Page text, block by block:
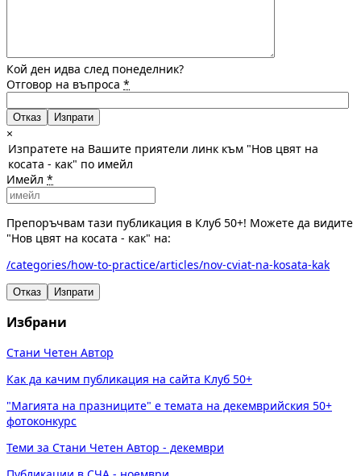
Кой ден идва след понеделник?
Отговор на въпроса *
Отказ
×
Изпратете на Вашите приятели линк към "Нов цвят на
косата - как" по имейл
Имейл *
Препоръчвам тази публикация в Клуб 50+! Можете да видите
"Нов цвят на косата - как" на:
/categories/how-to-practice/articles/nov-cviat-na-kosata-kak
Отказ Изпрати
Избрани
Стани Четен Автор
Как да качим публикация на сайта Клуб 50+
"Магията на празниците" е темата на декемврийския 50+
фотоконкурс
Теми за Стани Четен Автор - декември